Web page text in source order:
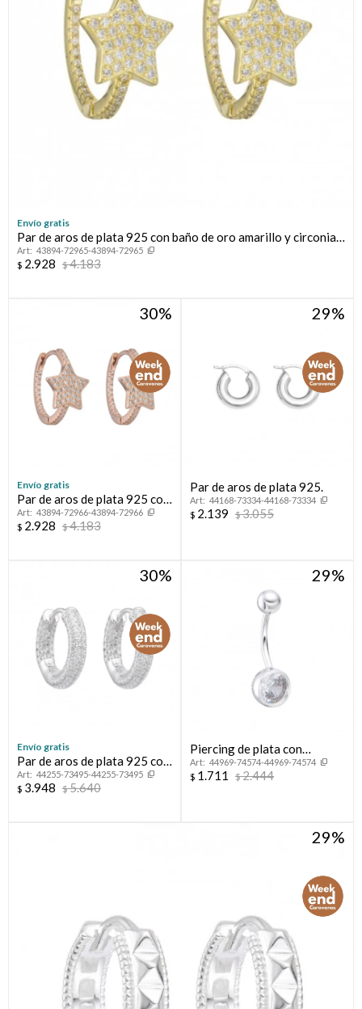
Envío gratis
Par de aros de plata 925 con baño de oro amarillo y circonias,
ESTRELLA.
43894-72965-43894-72965
$ 2.928 $4.183
30
Envío gratis
Par de aros de plata 925 con
baño de oro rosado y
circonias, ESTRELLA.
43894-72966-43894-72966
$ 2.928 $4.183
29
Par de aros de plata 925.
44168-73334-44168-73334
$ 2.139 $3.055
30
Envío gratis
Par de aros de plata 925 con
circonias.
44255-73495-44255-73495
$ 3.948 $5.640
29
Piercing de plata con
circonia.
44969-74574-44969-74574
$ 1.711 $2.444
29